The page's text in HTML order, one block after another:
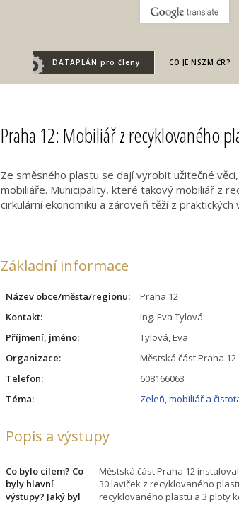
.
DATAPLÁN pro členy CO JE NSZM ČR?
Praha 12: Mobiliář z recyklovaného
Ze směsného plastu se dají vyrobit užitečné
mobiliáře. Municipality, které takový mobiliář z
cirkulární ekonomiku a zároveň těží z
Základní informace
Název obce/města/regionu:
Praha 12
Kontakt:
Ing. Eva Tylová
Příjmení, jméno:
Tylová, Eva
Organizace:
Městská část Praha 12
Telefon:
608166063
Téma:
Zeleň, mobiliář a
Popis a výstupy
Co bylo cílem? Co
byly hlavní
výstupy? Jaký byl
Městská část Praha 12
30 laviček z recyklovaného
recyklovaného plastu a 3 ploty